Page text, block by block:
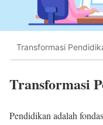
Transformasi
Transformasi
Pendidikan adalah